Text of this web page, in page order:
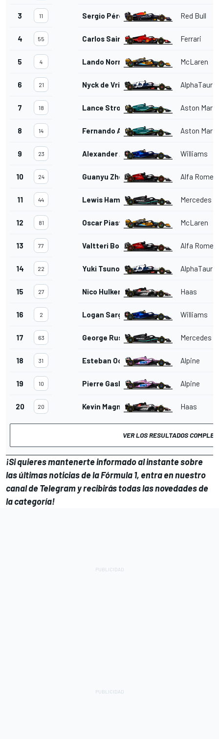
3 11 Sergio Pérez Red Bull
4 55 Carlos Sainz Ferrari
5 4 Lando Norris McLaren
6 21 Nyck de Vries AlphaTauri
7 18 Lance Stroll Aston
8 14 Fernando Alonso Aston
9 23 Alexander Albon Williams
10 24 Guanyu Zhou Alfa Romeo
11 44 Lewis Hamilton Mercedes
12 81 Oscar Piastri McLaren
13 77 Valtteri Bottas Alfa Romeo
14 22 Yuki Tsunoda AlphaTauri
15 27 Nico Hulkenberg Haas
16 2 Logan Sargeant Williams
17 63 George Russell Mercedes
18 31 Esteban Ocon Alpine
19 10 Pierre Gasly Alpine
20 20 Kevin Magnussen Haas
VER LOS RESULTADOS
¡Si quieres mantenerte informado al instante sobre
las últimas noticias de la Fórmula 1, entra ennuestro
canal de Telegramy recibirás todas las novedades de
la categoría!